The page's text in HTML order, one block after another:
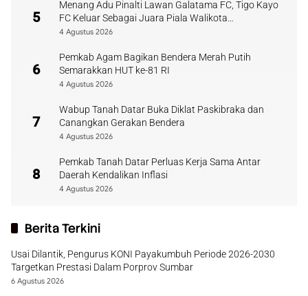
5
Menang Adu Pinalti Lawan Galatama FC, Tigo Kayo
FC Keluar Sebagai Juara Piala Walikota
Payakumbuh
4 Agustus 2026
6
Pemkab Agam Bagikan Bendera Merah Putih
Semarakkan HUT ke-81 RI
4 Agustus 2026
7
Wabup Tanah Datar Buka Diklat Paskibraka dan
Canangkan Gerakan Bendera
4 Agustus 2026
8
Pemkab Tanah Datar Perluas Kerja Sama Antar
Daerah Kendalikan Inflasi
4 Agustus 2026
Berita Terkini
Usai Dilantik, Pengurus KONI Payakumbuh Periode 2026-2030
Targetkan Prestasi Dalam Porprov Sumbar
6 Agustus 2026